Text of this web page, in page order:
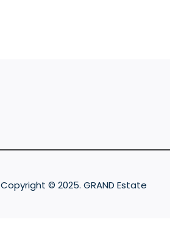
Copyright © 2025. GRAND Estate